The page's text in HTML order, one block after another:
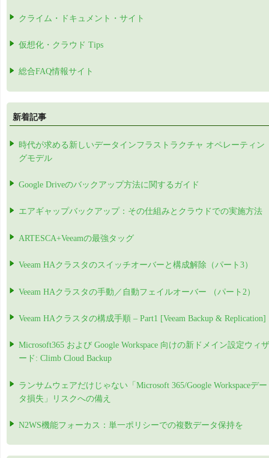
クライム・ドキュメント・サイト
仮想化・クラウド Tips
総合FAQ情報サイト
新着記事
時代が求める新しいデータインフラストラクチャ オペレーティン
グモデル
Google Driveのバックアップ方法に関するガイド
エアギャップバックアップ：その仕組みとクラウドでの実施方法
ARTESCA+Veeamの最強タッグ
Veeam HAクラスタのスイッチオーバーと構成解除（パート3）
Veeam HAクラスタの手動／自動フェイルオーバー （パート2）
Veeam HAクラスタの構成手順 – Part1 [Veeam Backup & Replication]
Microsoft365 および Google Workspace 向けの新ドメイン設定ウィザ
ード: Climb Cloud Backup
ランサムウェアだけじゃない「Microsoft 365/Google Workspaceデー
タ損失」リスクへの備え
N2WS機能フォーカス：単一ポリシーでの複数データ保持を